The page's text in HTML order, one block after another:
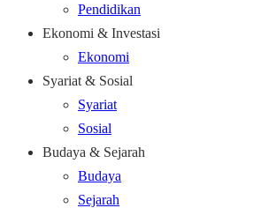
Pendidikan
Ekonomi & Investasi
Ekonomi
Syariat & Sosial
Syariat
Sosial
Budaya & Sejarah
Budaya
Sejarah